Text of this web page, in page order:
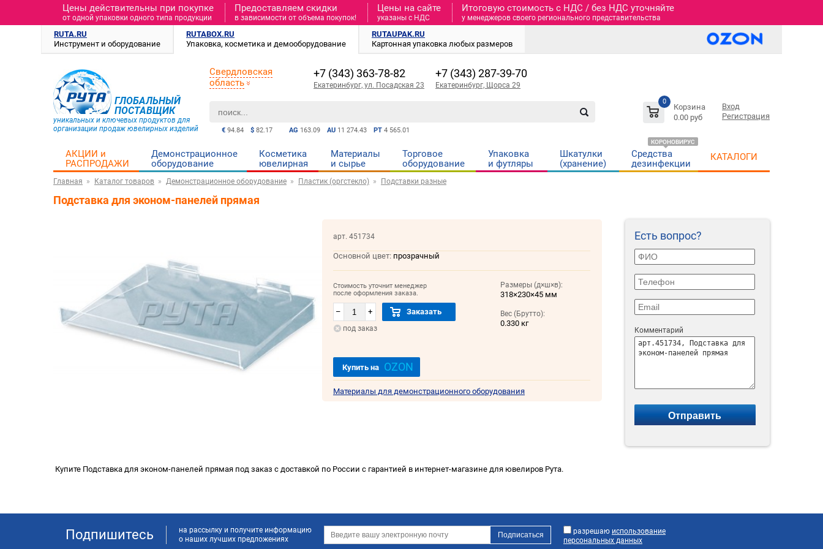
Цены действительны при покупке
от одной упаковки одного типа продукции
Предоставляем скидки
в зависимости от объема покупок!
Цены на сайте
указаны с НДС
Итоговую стоимость c НДС / без НДС уточняйте
у менеджеров своего регионального представительства
RUTA.RU
Инструмент и оборудование
RUTABOX.RU
Упаковка, косметика и демооборудование
RUTAUPAK.RU
Картонная упаковка любых размеров
ГЛОБАЛЬНЫЙ
ПОСТАВЩИК
уникальных и ключевых продуктов для
организации продаж ювелирных изделий
AG 163.09 AU 11 274.43 PT 4 565.01
€ 94.84 $ 82.17
0
Корзина
0.00 руб
Вход
Регистрация
Свердловская
область
+7 (343) 363-78-82
Екатеринбург, ул. Посадская 23
+7 (343) 287-39-70
Екатеринбург, Щорса 29
АКЦИИ и
РАСПРОДАЖИ
Демонстрационное
оборудование
Косметика
ювелирная
Материалы
и cырье
Торговое
оборудование
Упаковка
и футляры
Шкатулки
(хранение)
Средства
дезинфекции
КОРОНОВИРУС
КАТАЛОГИ
Главная Каталог товаров Демонстрационное оборудование Пластик (оргстекло) Подставки разные
Подставка для эконом-панелей прямая
Есть вопрос?
Комментарий
арт. 451734
Основной цвет:прозрачный
Стоимость уточнит менеджер
после оформления заказа.
– + Заказать
под заказ
Размеры (д×ш×в):
318×230×45 мм
Вес (Брутто):
0.330 кг
Купить на OZON
Материалы для демонстрационного оборудования
Купите Подставка для эконом-панелей прямая под заказ с доставкой по России с гарантией в интернет-магазине для ювелиров Рута.
Подпишитесь
на рассылку и получите информацию
о наших лучших предложениях
разрешаю использование
персональных данных